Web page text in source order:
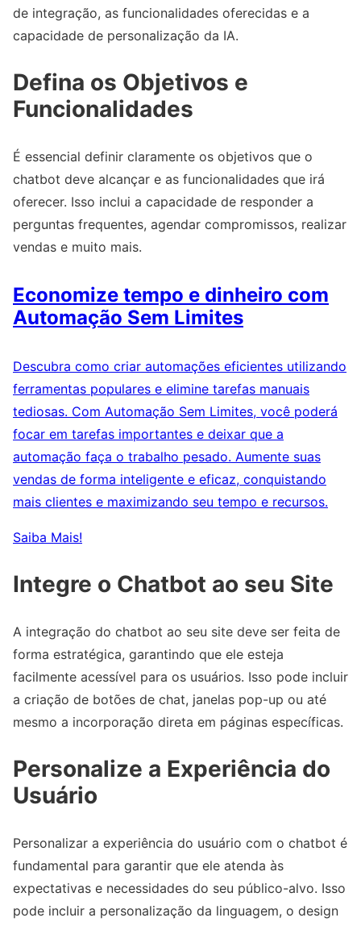
de integração, as funcionalidades oferecidas e a
capacidade de personalização da IA.
Defina os Objetivos e
Funcionalidades
É essencial definir claramente os objetivos que o
chatbot deve alcançar e as funcionalidades que irá
oferecer. Isso inclui a capacidade de responder a
perguntas frequentes, agendar compromissos, realizar
vendas e muito mais.
Economize tempo e dinheiro com
Automação Sem Limites
Descubra como criar automações eficientes utilizando
ferramentas populares e elimine tarefas manuais
tediosas. Com Automação Sem Limites, você poderá
focar em tarefas importantes e deixar que a
automação faça o trabalho pesado. Aumente suas
vendas de forma inteligente e eficaz, conquistando
mais clientes e maximizando seu tempo e recursos.
Saiba Mais!
Integre o Chatbot ao seu Site
A integração do chatbot ao seu site deve ser feita de
forma estratégica, garantindo que ele esteja
facilmente acessível para os usuários. Isso pode incluir
a criação de botões de chat, janelas pop-up ou até
mesmo a incorporação direta em páginas específicas.
Personalize a Experiência do
Usuário
Personalizar a experiência do usuário com o chatbot é
fundamental para garantir que ele atenda às
expectativas e necessidades do seu público-alvo. Isso
pode incluir a personalização da linguagem, o design